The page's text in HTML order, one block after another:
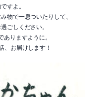
すよ。
物で一息ついたりして、
ごしください。
りますように。
、お届けします！